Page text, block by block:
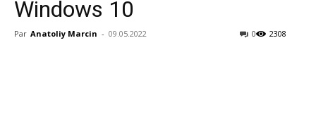
Windows 10
Par Anatoliy Marcin - 09.05.2022 2308
0